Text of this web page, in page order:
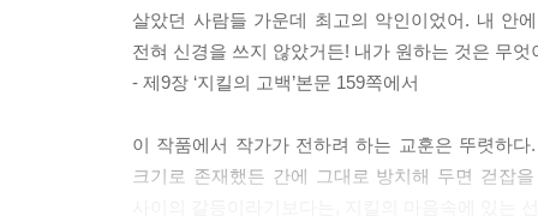
살았던 사람들 가운데 최고의 악인이었어. 내 안
전혀 신경을 쓰지 않았거든! 내가 원하는 것은 무
- 제9장 ‘지킬의 고백’본문 159쪽에서
이 작품에서 작가가 전하려 하는 교훈은 뚜렷하
크기로 존재했든 간에 그대로 방치해 두면 걷잡